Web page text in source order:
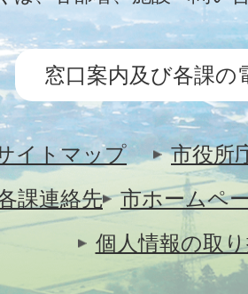
窓口案内及び各課の
イトマップ
市役所
課連絡先
市ホームペ
個人情報の取